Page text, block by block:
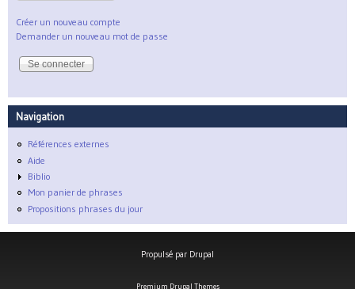
Créer un nouveau compte
Demander un nouveau mot de passe
Navigation
Références externes
Aide
Biblio
Mon panier de phrases
Propositions phrases du jour
Propulsé par Drupal
Premium Drupal Themes